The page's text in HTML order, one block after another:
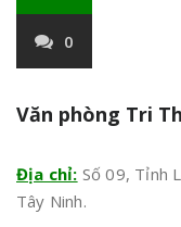
0
Văn phòng Tri
Địa chỉ: Số 09, Tỉnh
Tây Ninh.